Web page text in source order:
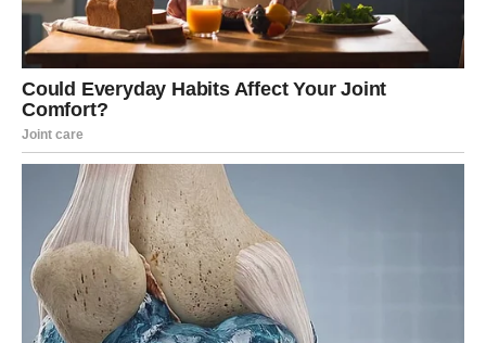
Jedna osoba iz prošlosti mogla bi
se ponovo pojaviti
Zvijezde pokazuju da bi neko iz vaše prošlosti uskoro
mogao ponovo ući u vaš život.
Ta osoba nije vas zaboravila i moguće je da će pokušati
ponovo uspostaviti kontakt s vama.
Za mnoge Strijelčeve upravo taj susret mogao bi donijeti
odgovore na pitanja koja ih dugo muče.